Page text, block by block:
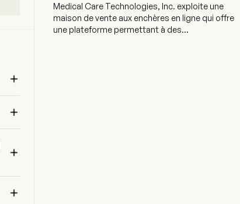




Medical Care Technologies, Inc. exploite une
maison de vente aux enchères en ligne qui offre
une plateforme permettant à des